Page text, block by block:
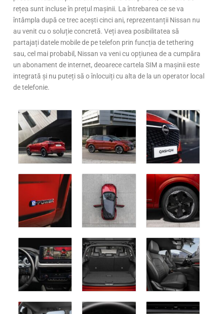
rețea sunt incluse în prețul mașinii. La întrebarea ce se va
întâmpla după ce trec acești cinci ani, reprezentanții Nissan nu
au venit cu o soluție concretă. Veți avea posibilitatea să
partajați datele mobile de pe telefon prin funcția de tethering
sau, cel mai probabil, Nissan va veni cu opțiunea de a cumpăra
un abonament de internet, deoarece cartela SIM a mașinii este
integrată și nu puteți să o înlocuiți cu alta de la un operator local
de telefonie.